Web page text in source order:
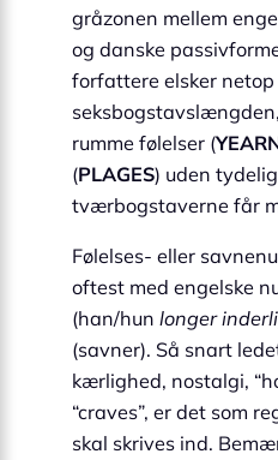
gråzonen mellem
og danske
forfattere elsker netop
rumme følelser (
(PLAGES) uden
tværbogstaverne får
Følelses- eller
oftest med engelske
(han/hun longer
(savner). Så snart
kærlighed, nostalgi,
“craves”, er det som
skal skrives ind.